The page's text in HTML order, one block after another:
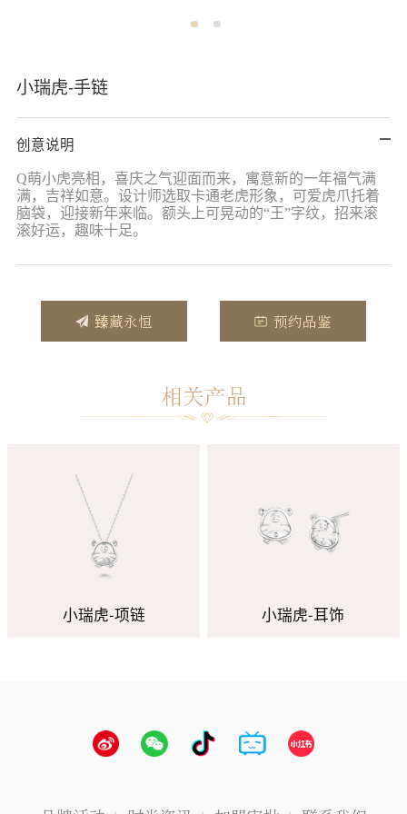
小瑞虎-手链
创意说明
Q萌小虎亮相，喜庆之气迎面而来，寓意新的一年福气满
满，吉祥如意。设计师选取卡通老虎形象，可爱虎爪托着
脑袋，迎接新年来临。额头上可晃动的“王”字纹，招来滚
滚好运，趣味十足。
臻藏永恒 预约品鉴
小瑞虎-项链 小瑞虎-耳饰